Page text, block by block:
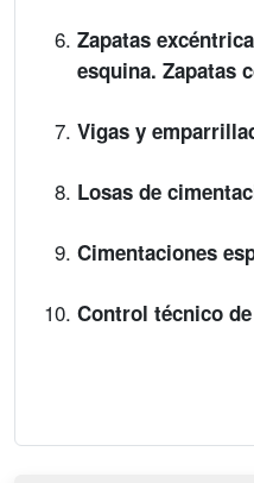
Zapatas
esquina. Zapatas
Vigas y
Losas de
Cimentaciones
Control técnico